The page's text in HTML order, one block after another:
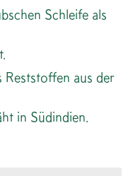
Schleife als
Reststoffen aus der
in Südindien.